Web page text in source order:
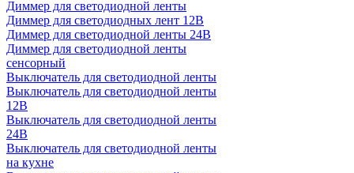
Диммер для светодиодной ленты
Диммер для светодиодных лент 12В
Диммер для светодиодной ленты 24В
Диммер для светодиодной ленты
сенсорный
Выключатель для светодиодной ленты
Выключатель для светодиодной ленты
12В
Выключатель для светодиодной ленты
24В
Выключатель для светодиодной ленты
на кухне